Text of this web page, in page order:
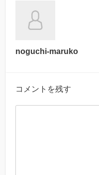
noguchi-maruko
コメントを残す